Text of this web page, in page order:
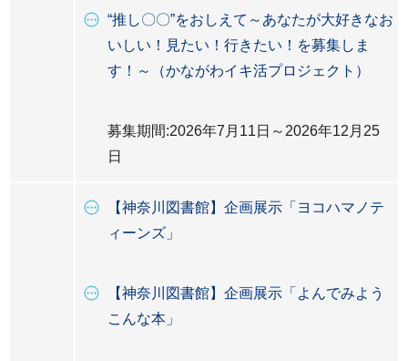
“推し〇〇”をおしえて～あなたが大好きなお
いしい！見たい！行きたい！を募集しま
す！～（かながわイキ活プロジェクト）
募集期間:2026年7月11日～2026年12月25
日
【神奈川図書館】企画展示「ヨコハマノテ
ィーンズ」
【神奈川図書館】企画展示「よんでみよう
こんな本」